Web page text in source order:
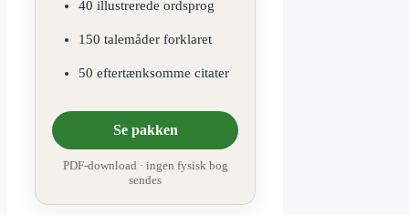
40 illustrerede ordsprog
150 talemåder forklaret
50 eftertænksomme citater
Se pakken
PDF-download · ingen fysisk bog
sendes